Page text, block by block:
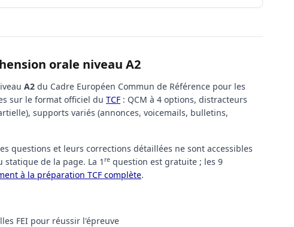
orale niveau A2
A2 du Cadre Européen Commun de Référence pour les
sur le format officiel du TCF : QCM à 4 options, distracteurs
supports variés (annonces, voicemails, bulletins,
questions et leurs corrections détaillées ne sont accessibles
de la page. La 1 re question est gratuite ; les 9
à la préparation TCF complète.
FEI pour réussir l'épreuve